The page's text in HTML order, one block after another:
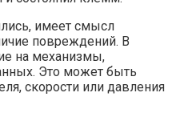
имеет смысл
повреждений. В
на механизмы,
Это может быть
скорости или давления